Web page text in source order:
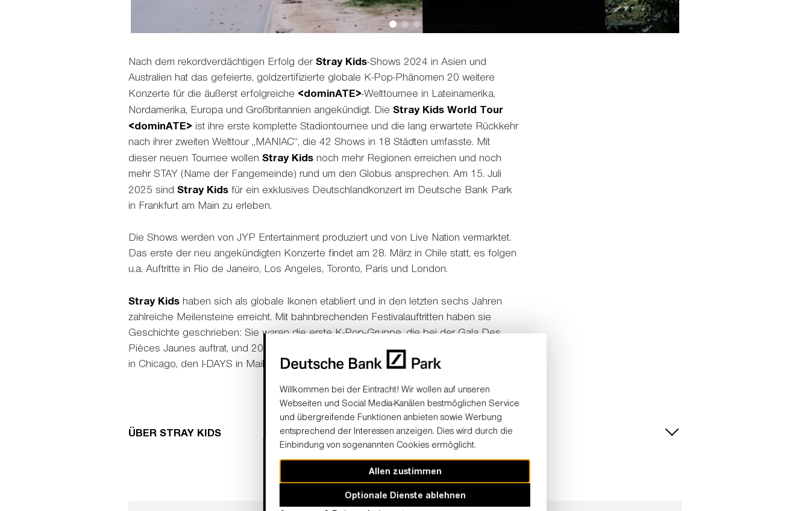
Nach dem rekordverdächtigen Erfolg derStray Kids-Shows 2024 in Asien und
Australien hat das gefeierte, goldzertifizierte globale K-Pop-Phänomen 20 weitere
Konzerte für die äußerst erfolgreiche <dominATE>-Welttournee in Lateinamerika,
Nordamerika, Europa und Großbritannien angekündigt. DieStray Kids World Tour
<dominATE> ist ihre erste komplette Stadiontournee und die lang erwartete Rückkehr
nach ihrer zweiten Welttour „MANIAC“, die 42 Shows in 18 Städten umfasste. Mit
dieser neuen Tournee wollenStray Kidsnoch mehr Regionen erreichen und noch
mehr STAY (Name der Fangemeinde) rund um den Globus ansprechen. Am 15. Juli
2025 sind Stray Kids für ein exklusives Deutschlandkonzert im Deutsche Bank Park
in Frankfurt am Main zu erleben.
Die Shows werden von JYP Entertainment produziert und von Live Nation vermarktet.
Das erste der neu angekündigten Konzerte findet am 28. März in Chile statt, es folgen
u.a. Auftritte in Rio de Janeiro, Los Angeles, Toronto, Paris und London.
Stray Kids haben sich als globale Ikonen etabliert und in den letzten sechs Jahren
zahlreiche Meilensteine erreicht. Mit bahnbrechenden Festivalauftritten haben sie
Geschichte geschrieben: Sie waren die erste K-Pop-Gruppe, die bei der Gala Des
Pièces Jaunes auftrat, und 2024 Headliner bei großen Festivals wie dem Lollapalooza
in Chicago, den I-DAYS in Mailand sowie dem BST Hyde Park in London war.
ÜBER STRAY KIDS
Stray Kids ist eine 8-köpfige Boyband von JYP Entertainment, die im März 2018
gegründet wurde. Der Name der Gruppe steht für ihre Entschlossenheit, mit
Traditionen, Formalitäten und dem alten System zu brechen und auszubrechen. Alle
Mitglieder sind nicht nur talentiert in Gesang, Rap sowie Performance, sondern haben
Willkommen bei der Eintracht! Wir wollen auf unseren
Webseiten und Social Media-Kanälen bestmöglichen Service
und übergreifende Funktionen anbieten sowie Werbung
entsprechend der Interessen anzeigen. Dies wird durch die
Einbindung von sogenannten Cookies ermöglicht.
Allen zustimmen
Optionale Dienste ablehnen